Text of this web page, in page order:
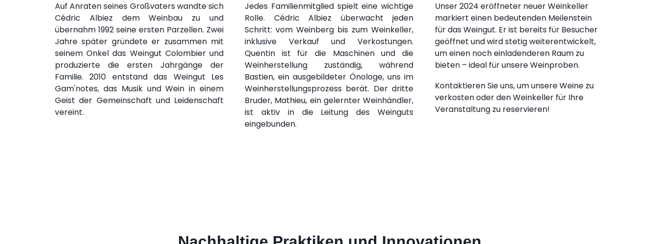
Unser 2024 eröffneter neuer Weinkeller
markiert einen bedeutenden Meilenstein
für das Weingut. Er ist bereits für Besucher
geöffnet und wird stetig weiterentwickelt,
um einen noch einladenderen Raum zu
bieten – ideal für unsere Weinproben.
Kontaktieren Sie uns, um unsere Weine zu
verkosten oder den Weinkeller für Ihre
Veranstaltung zu reservieren!
Jedes Familienmitglied spielt eine wichtige
Rolle. Cédric Albiez überwacht jeden
Schritt: vom Weinberg bis zum Weinkeller,
inklusive Verkauf und Verkostungen.
Quentin ist für die Maschinen und die
Weinherstellung zuständig, während
Bastien, ein ausgebildeter Önologe, uns im
Weinherstellungsprozess berät. Der dritte
Bruder, Mathieu, ein gelernter Weinhändler,
ist aktiv in die Leitung des Weinguts
eingebunden.
Auf Anraten seines Großvaters wandte sich
Cédric Albiez dem Weinbau zu und
übernahm 1992 seine ersten Parzellen. Zwei
Jahre später gründete er zusammen mit
seinem Onkel das Weingut Colombier und
produzierte die ersten Jahrgänge der
Familie. 2010 entstand das Weingut Les
Gam'notes, das Musik und Wein in einem
Geist der Gemeinschaft und Leidenschaft
vereint.